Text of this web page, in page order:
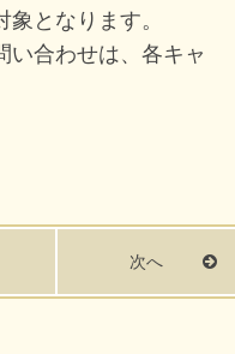
となります。
合わせは、各キャ
次へ